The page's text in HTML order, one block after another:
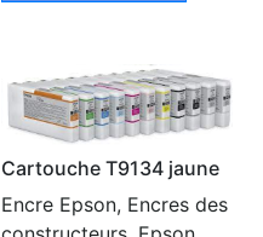
Cartouche T9134 jaune
Encre Epson, Encres des